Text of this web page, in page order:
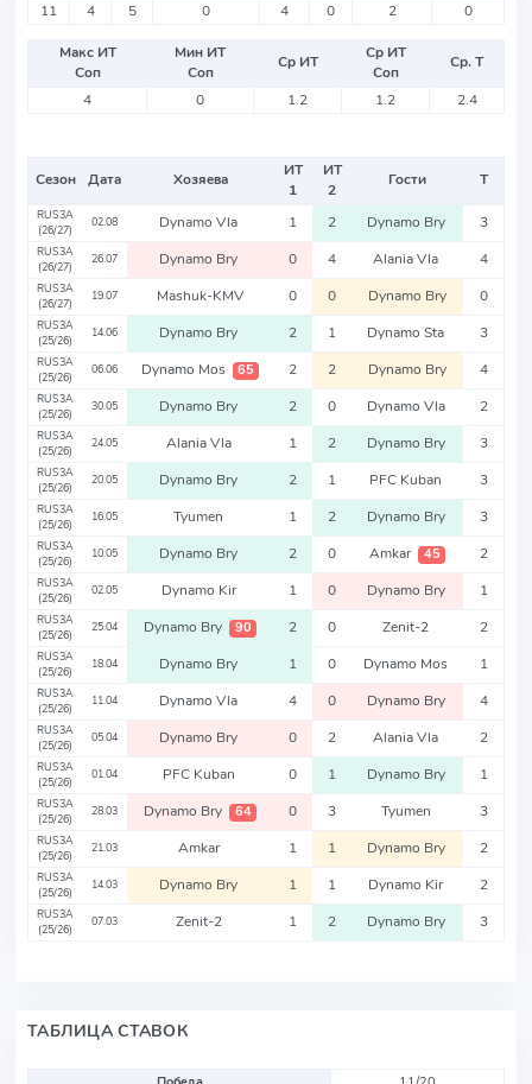
11
4 5 0 4 0 2 0
Макс ИТ
Соп
Мин ИТ
Соп
Ср ИТ
Ср ИТ
Соп
Ср. Т
4
0 1.2 1.2 2.4
Сезон Дата Хозяева
ИТ
1
ИТ
2
Гости Т
RUS3A
(26/27)
02.08 Dynamo Vla 1 2 Dynamo Bry 3
RUS3A
(26/27)
26.07 Dynamo Bry 0 4 Alania Vla 4
RUS3A
(26/27)
19.07 Mashuk-KMV 0 0 Dynamo Bry 0
RUS3A
(25/26)
14.06 Dynamo Bry 2 1 Dynamo Sta 3
RUS3A
(25/26)
06.06 Dynamo Mos 65 2 2 Dynamo Bry 4
RUS3A
(25/26)
30.05 Dynamo Bry 2 0 Dynamo Vla 2
RUS3A
(25/26)
24.05 Alania Vla 1 2 Dynamo Bry 3
RUS3A
(25/26)
20.05 Dynamo Bry 2 1 PFC Kuban 3
RUS3A
(25/26)
16.05 Tyumen 1 2 Dynamo Bry 3
RUS3A
(25/26)
10.05 Dynamo Bry 2 0 Amkar 45 2
RUS3A
(25/26)
02.05 Dynamo Kir 1 0 Dynamo Bry 1
RUS3A
(25/26)
25.04 Dynamo Bry 90 2 0 Zenit-2 2
RUS3A
(25/26)
18.04 Dynamo Bry 1 0 Dynamo Mos 1
RUS3A
(25/26)
11.04 Dynamo Vla 4 0 Dynamo Bry 4
RUS3A
(25/26)
05.04 Dynamo Bry 0 2 Alania Vla 2
RUS3A
(25/26)
01.04 PFC Kuban 0 1 Dynamo Bry 1
RUS3A
(25/26)
28.03 Dynamo Bry 64 0 3 Tyumen 3
RUS3A
(25/26)
21.03 Amkar 1 1 Dynamo Bry 2
RUS3A
(25/26)
14.03 Dynamo Bry 1 1 Dynamo Kir 2
RUS3A
(25/26)
07.03 Zenit-2 1 2 Dynamo Bry 3
ТАБЛИЦА СТАВОК